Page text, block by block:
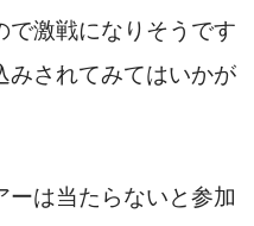
で激戦になりそうです
みされてみてはいかが
ーは当たらないと参加